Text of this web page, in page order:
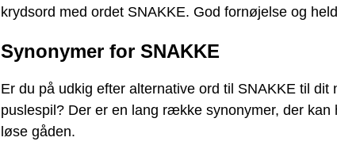
krydsord med ordet SNAKKE. God fornøjelse og
Synonymer for SNAKKE
Er du på udkig efter alternative ord til SNAKKE til
puslespil? Der er en lang række synonymer, der
løse gåden.